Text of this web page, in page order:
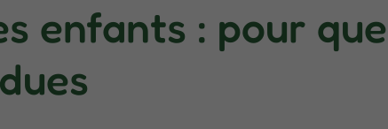
enfants : pour